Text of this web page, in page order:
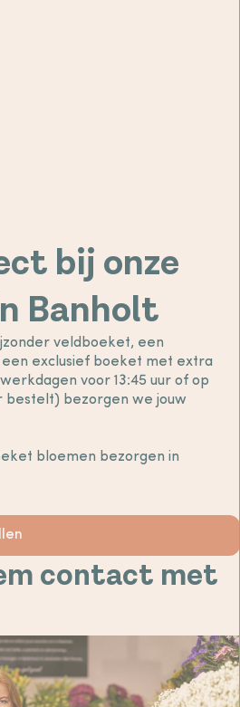
bij onze
Banholt
veldboeket, een
exclusief boeket met extra
voor 13:45 uur of op
bestelt) bezorgen we jouw
bloemen bezorgen in
contact met